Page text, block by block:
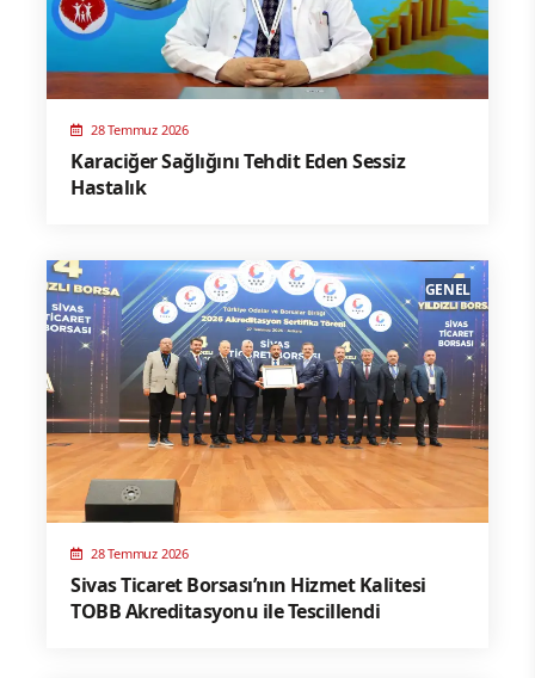
28 Temmuz 2026
Karaciğer Sağlığını Tehdit Eden Sessiz
Hastalık
28 Temmuz 2026
Sivas Ticaret Borsası’nın Hizmet Kalitesi
TOBB Akreditasyonu ile Tescillendi
GENEL